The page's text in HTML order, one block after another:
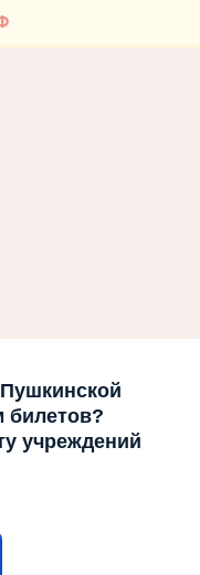
билетов?
учреждений